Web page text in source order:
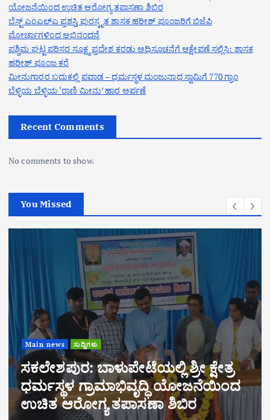
ಯೋಜನೆಯಿಂದ ಉಚಿತ ಆರೋಗ್ಯ ತಪಾಸಣಾ ಶಿಬಿರ
ಬೆಸ್ಟ್ ಎಂಎಲ್ಎ ಪ್ರಶಸ್ತಿ ಪುರಸ್ಕೃತ ಶಾಸಕ ಹರೀಶ್ ಪೂಂಜರಿಗೆ ಬಿಜೆಪಿ
ಮೋರ್ಚಾಗಳಿಂದ ಅಭಿನಂದನೆ
ಪಶ್ಚಿಮ ಘಟ್ಟ ಪರಿಸರ ಸೂಕ್ಷ್ಮ ಪ್ರದೇಶ ಕರಡು ಅಧಿಸೂಚನೆಗೆ ಆಕ್ಷೇಪಣೆ ಸಲ್ಲಿಸಿ: ಶಾಸಕ
ಹರೀಶ್ ಪೂಂಜ ಕರೆ
ಮೀನುಗಾರರ ಬದುಕಲ್ಲಿ ಪವಾಡ – ಧರ್ಮಸ್ಥಳ ಮಂಜುನಾಥ ಸ್ವಾಮಿಗೆ 770 ಗ್ರಾಂ
ಬೆಳ್ಳಿಯ ಬೆಳ್ಳಿಯ ‘ರಾಣಿ ಮೀನು’ ಹಾರ ಅರ್ಪಣೆ
Recent Comments
No comments to show.
You Missed
Main news ಸುದ್ದಿಗಳು
ಬೆಸ್ಟ್ ಎಂಎಲ್ಎ ಪ್ರಶಸ್ತಿ ಪುರಸ್ಕೃತ ಶಾಸಕ
ಹರೀಶ್ ಪೂಂಜರಿಗೆ ಬಿಜೆಪಿ
ಮೋರ್ಚಾಗಳಿಂದ ಅಭಿನಂದನೆ